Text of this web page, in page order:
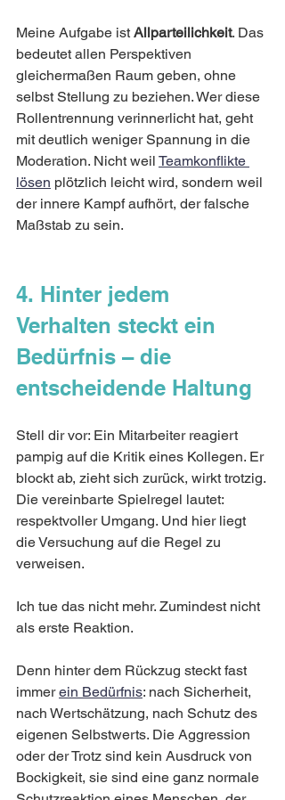
Meine Aufgabe ist Allparteilichkeit. Das
bedeutet allen Perspektiven
gleichermaßen Raum geben, ohne
selbst Stellung zu beziehen. Wer diese
Rollentrennung verinnerlicht hat, geht
mit deutlich weniger Spannung in die
Moderation. Nicht weil Teamkonflikte
lösen plötzlich leicht wird, sondern weil
der innere Kampf aufhört, der falsche
Maßstab zu sein.
4. Hinter jedem
Verhalten steckt ein
Bedürfnis – die
entscheidende Haltung
Stell dir vor: Ein Mitarbeiter reagiert
pampig auf die Kritik eines Kollegen. Er
blockt ab, zieht sich zurück, wirkt trotzig.
Die vereinbarte Spielregel lautet:
respektvoller Umgang. Und hier liegt
die Versuchung auf die Regel zu
verweisen.
Ich tue das nicht mehr. Zumindest nicht
als erste Reaktion.
Denn hinter dem Rückzug steckt fast
immer ein Bedürfnis: nach Sicherheit,
nach Wertschätzung, nach Schutz des
eigenen Selbstwerts. Die Aggression
oder der Trotz sind kein Ausdruck von
Bockigkeit, sie sind eine ganz normale